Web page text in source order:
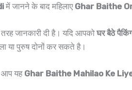
में जानने के बाद महिलाए Ghar Baithe
जानकारी दी है। यदि आपकोघर बैठे
या पुरुष दोनों कर सकते है।
आप यहGhar Baithe Mahilao Ke